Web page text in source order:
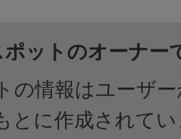
ポットのオーナー
の情報はユーザ
とに作成されて